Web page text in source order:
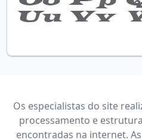
Os especialistas do site
processamento e
encontradas na internet.